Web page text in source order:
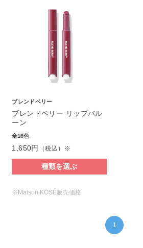
ブレンドベリー
ブレンドベリー リップバル
ーン
全16色
1,650円 （税込）※
種類を選ぶ
※Maison KOSÉ販売価格
1